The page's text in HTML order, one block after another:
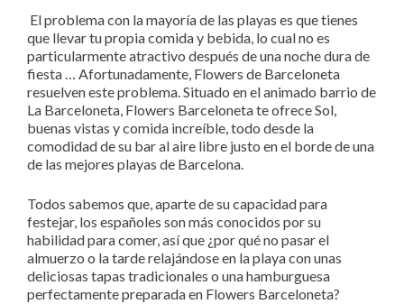
El problema con la mayoría de las playas es que tienes
que llevar tu propia comida y bebida, lo cual no es
particularmente atractivo después de una noche dura de
fiesta … Afortunadamente, Flowers de Barceloneta
resuelven este problema.Situado en el animado barrio de
La Barceloneta, Flowers Barceloneta te ofrece Sol,
buenas vistas y comida increíble, todo desde la
comodidad de su bar al aire libre justo en el borde de una
de las mejores playas de Barcelona.
Todos sabemos que, aparte de su capacidad para
festejar, los españoles son más conocidos por su
habilidad para comer, así que ¿por qué no pasar el
almuerzo o la tarde relajándose en la playa con unas
deliciosas tapas tradicionales o una hamburguesa
perfectamente preparada en Flowers Barceloneta?